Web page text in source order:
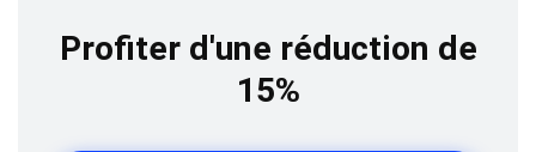
Profiter d'une réduction de
15%